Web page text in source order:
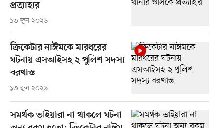
প্রত্যাহার
১৩ জুন ২০২৬
ক্রিকেটার নাঈমকে মারধরের
ঘটনায় এসআইসহ ২ পুলিশ সদস্য
বরখাস্ত
১৩ জুন ২০২৬
সমর্থক ভাইয়ারা না থাকলে ঘটনা